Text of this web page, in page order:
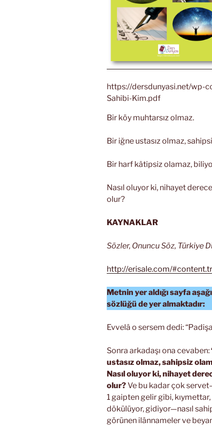
https://dersdunyasi.net/wp-
Sahibi-Kim.pdf
Bir köy muhtarsız olmaz.
Bir iğne ustasız olmaz,
Bir harf kâtipsiz olamaz,
Nasıl oluyor ki, nihayet
olur?
KAYNAKLAR
Sözler, Onuncu Söz, Türkiye
http://erisale.com/
Metnin yer aldığı sayfa
sözlüğü de yer almaktadır:
Evvelâ o sersem dedi:
Sonra arkadaşı ona cevaben:
ustasız olmaz, sahipsiz
Nasıl oluyor ki, nihayet
olur?Ve bu kadar çok
1 gaipten gelir gibi,
dökülüyor, gidiyor—nasıl
görünen ilânnameler ve